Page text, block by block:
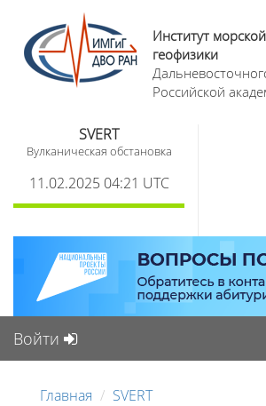
Институт
геофизики
Российской
SVERT
Вулканическая обстановка
11.02.2025 04:21 UTC
Войти
Главная SVERT